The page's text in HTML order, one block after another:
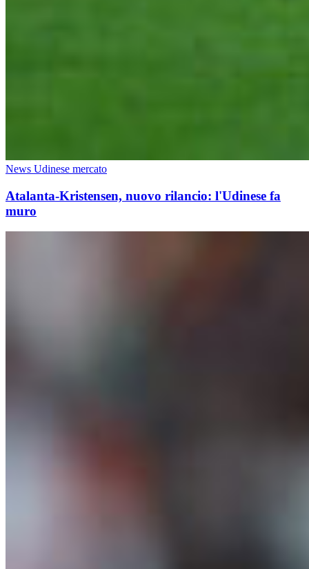
News Udinese mercato
Atalanta-Kristensen, nuovo rilancio: l'Udinese fa
muro